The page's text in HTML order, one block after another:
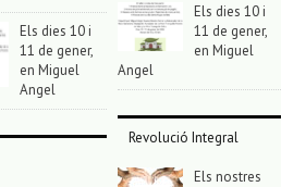
Els dies 10 i
11 de gener,
en Miguel
Angel
Els dies 10 i
11 de gener,
en Miguel
Angel
Revolució Integral
Els nostres